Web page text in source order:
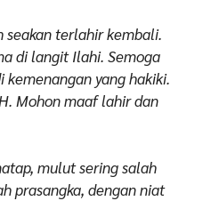
seakan terlahir kembali.
di langit Ilahi. Semoga
yang hakiki.
Mohon maaf lahir dan
mulut sering salah
prasangka, dengan niat